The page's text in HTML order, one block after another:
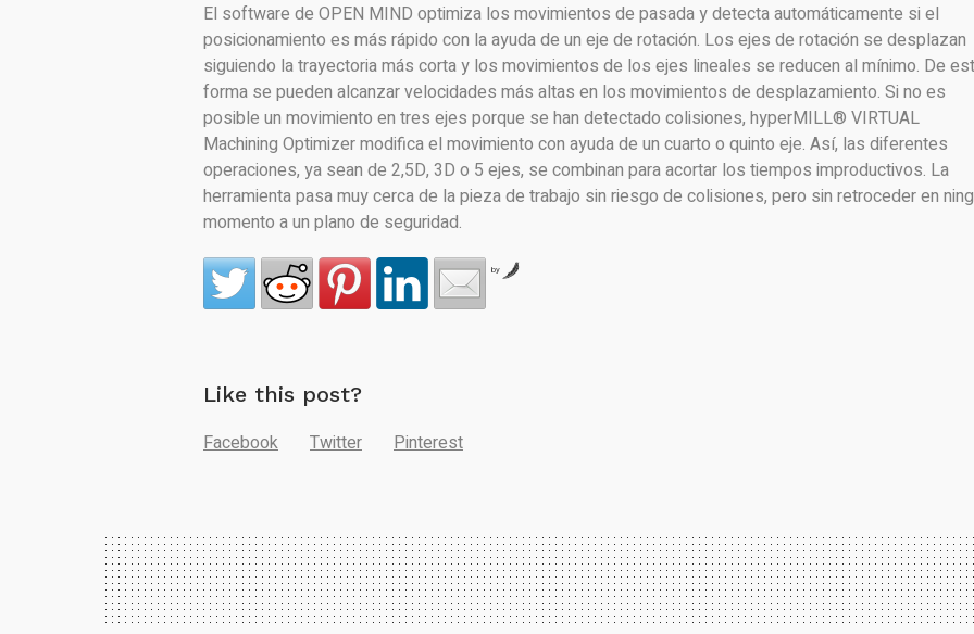
El software de OPEN MIND optimiza los movimientos de pasada y detecta automáticamente si el
posicionamiento es más rápido con la ayuda de un eje de rotación. Los ejes de rotación se desplazan
siguiendo la trayectoria más corta y los movimientos de los ejes lineales se reducen al mínimo. De
forma se pueden alcanzar velocidades más altas en los movimientos de desplazamiento. Si no es
posible un movimiento en tres ejes porque se han detectado colisiones, hyperMILL® VIRTUAL
Machining Optimizer modifica el movimiento con ayuda de un cuarto o quinto eje. Así, las diferentes
operaciones, ya sean de 2,5D, 3D o 5 ejes, se combinan para acortar los tiempos improductivos. La
herramienta pasa muy cerca de la pieza de trabajo sin riesgo de colisiones, pero sin retroceder en
momento a un plano de seguridad.
by
Like this post?
Facebook
Twitter Pinterest